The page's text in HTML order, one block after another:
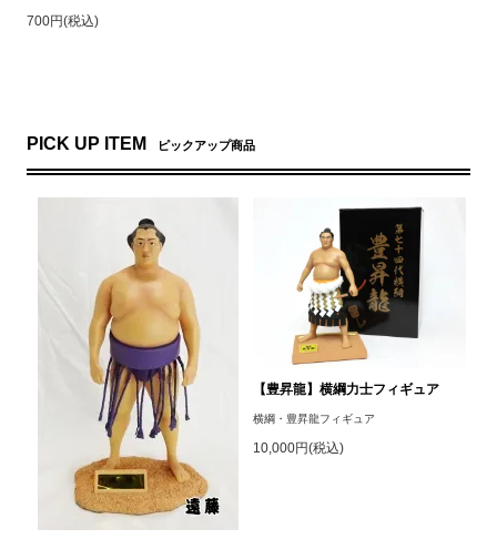
700円(税込)
PICK UP ITEM ピックアップ商品
【豊昇龍】横綱力士フィギュア
横綱・豊昇龍フィギュア
10,000円(税込)